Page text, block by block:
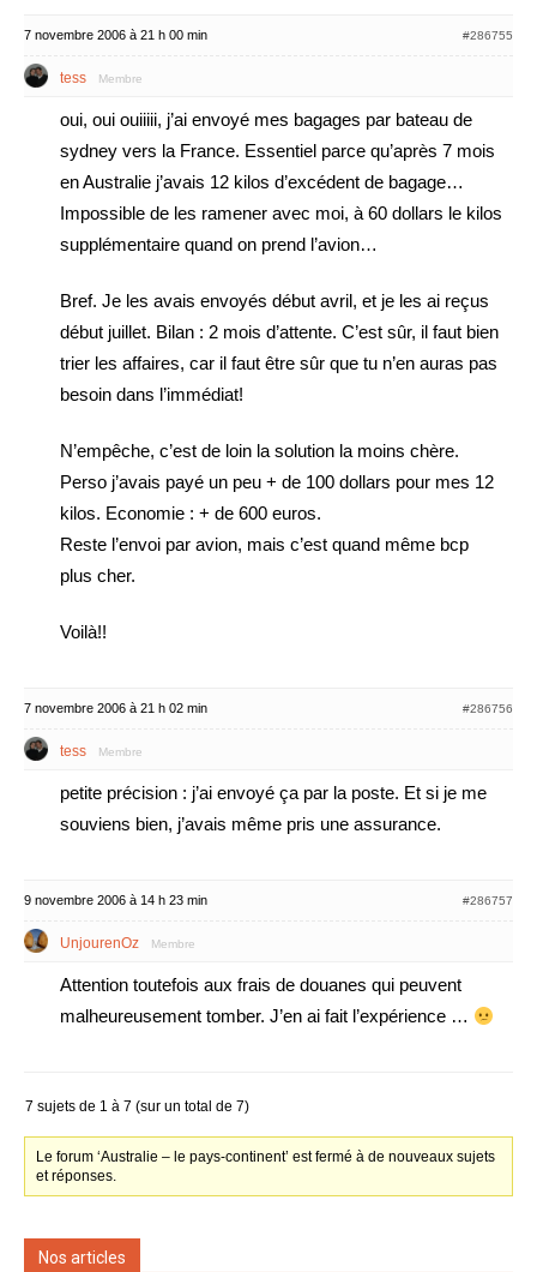
7 novembre 2006 à 21 h 00 min #286755
tess Membre
oui, oui ouiiiii, j’ai envoyé mes bagages par bateau de
sydney vers la France. Essentiel parce qu’après 7 mois
en Australie j’avais 12 kilos d’excédent de bagage…
Impossible de les ramener avec moi, à 60 dollars le kilos
supplémentaire quand on prend l’avion…
Bref. Je les avais envoyés début avril, et je les ai reçus
début juillet. Bilan : 2 mois d’attente. C’est sûr, il faut bien
trier les affaires, car il faut être sûr que tu n’en auras pas
besoin dans l’immédiat!
N’empêche, c’est de loin la solution la moins chère.
Perso j’avais payé un peu + de 100 dollars pour mes 12
kilos. Economie : + de 600 euros.
Reste l’envoi par avion, mais c’est quand même bcp
plus cher.
Voilà!!
7 novembre 2006 à 21 h 02 min #286756
tess Membre
petite précision : j’ai envoyé ça par la poste. Et si je me
souviens bien, j’avais même pris une assurance.
9 novembre 2006 à 14 h 23 min #286757
UnjourenOz Membre
Attention toutefois aux frais de douanes qui peuvent
malheureusement tomber. J’en ai fait l’expérience …
7 sujets de 1 à 7 (sur un total de 7)
Le forum ‘Australie – le pays-continent’ est fermé à de nouveaux sujets
et réponses.
Nos articles